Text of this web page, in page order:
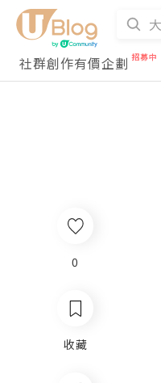
社群創作有價企劃
0
收藏